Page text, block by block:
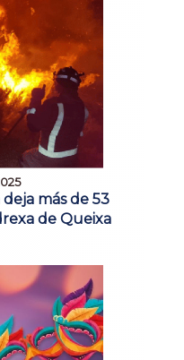
más de 53
de Queixa